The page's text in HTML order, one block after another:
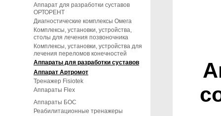
Аппарат для разработки суставов
ОРТОРЕНТ
Диагностические комплексы Омега
Комплексы, установки, устройства,
столы для лечения позвоночника
Комплексы, установки, устройства для
лечения переломов конечностей
Аппараты для разработки суставов
Аппарат Aртромот
Тренажер Fisiotek
Аппараты Flex
Аппараты БОС
Реабилитационные тренажеры